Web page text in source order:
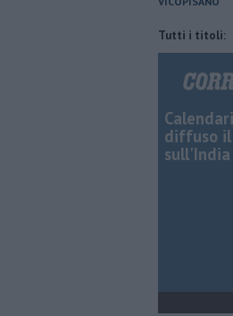
Tutti i titoli:
Ossicombustore, "Serve chiarezza
diffuso il
sull'India